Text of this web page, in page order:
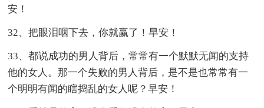
安！
32、把眼泪咽下去，你就赢了！早安！
33、都说成功的男人背后，常常有一个默默无闻的支持
他的女人。那一个失败的男人背后，是不是也常常有一
个明明有闻的瞎捣乱的女人呢？早安！